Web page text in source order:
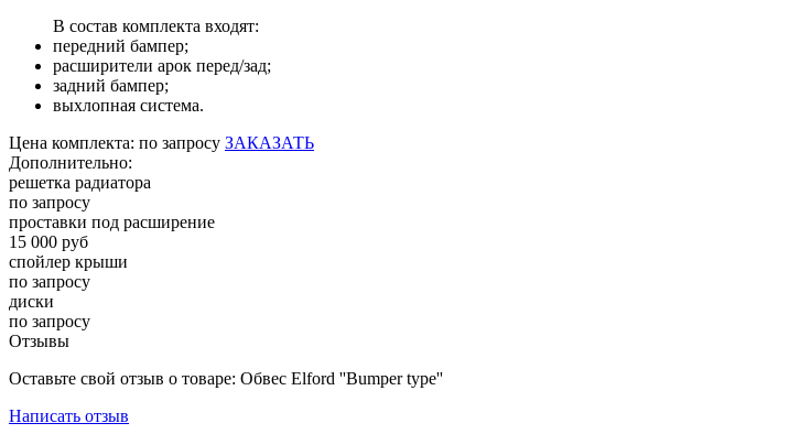
В состав комплекта входят:
передний бампер;
расширители арок перед/зад;
задний бампер;
выхлопная система.
Цена комплекта: по запросу ЗАКАЗАТЬ
Дополнительно:
решетка радиатора
по запросу
проставки под расширение
15 000 руб
спойлер крыши
по запросу
диски
по запросу
Отзывы
Оставьте свой отзыв о товаре: Обвес Elford ''Bumper type''
Написать отзыв